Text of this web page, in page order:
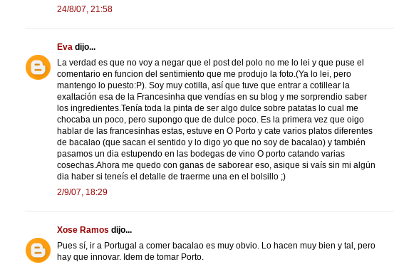
24/8/07, 21:58
Eva dijo...
La verdad es que no voy a negar que el post del polo no me lo lei y que puse el
comentario en funcion del sentimiento que me produjo la foto.(Ya lo lei, pero
mantengo lo puesto:P). Soy muy cotilla, así que tuve que entrar a cotillear la
exaltación esa de la Francesinha que vendías en su blog y me sorprendio saber
los ingredientes.Tenía toda la pinta de ser algo dulce sobre patatas lo cual me
chocaba un poco, pero supongo que de dulce poco. Es la primera vez que oigo
hablar de las francesinhas estas, estuve en O Porto y cate varios platos diferentes
de bacalao (que sacan el sentido y lo digo yo que no soy de bacalao) y también
pasamos un dia estupendo en las bodegas de vino O porto catando varias
cosechas.Ahora me quedo con ganas de saborear eso, asique si vaís sin mi algún
dia haber si teneís el detalle de traerme una en el bolsillo ;)
2/9/07, 18:29
Xose Ramos dijo...
Pues sí, ir a Portugal a comer bacalao es muy obvio. Lo hacen muy bien y tal, pero
hay que innovar. Idem de tomar Porto.